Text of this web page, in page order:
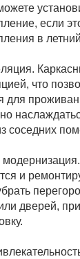
если
в
что
для
соседних
и
дверей,